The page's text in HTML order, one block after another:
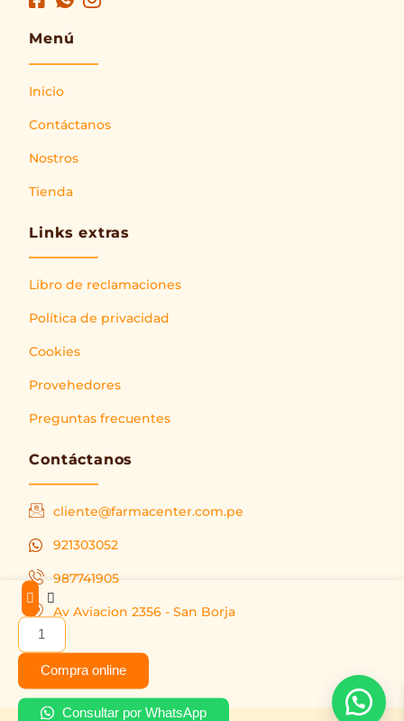
Menú
Inicio
Contáctanos
Nostros
Tienda
Links extras
Libro de reclamaciones
Política de privacidad
Cookies
Provehedores
Preguntas frecuentes
Contáctanos
cliente@farmacenter.com.pe
921303052
987741905
Av Aviacion 2356 - San Borja
Mason
Vitamina
10000
Cápsulas
Compra online
Consultar por WhatsApp